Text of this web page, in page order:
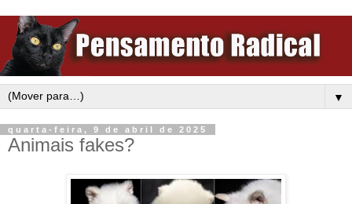
▼
quarta-feira, 9 de abril de 2025
Animais fakes?